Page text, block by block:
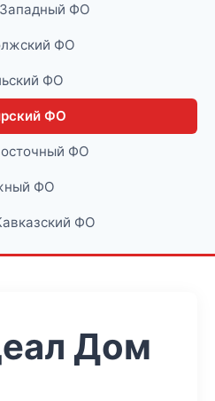
ФО
ФО
ФО
ФО
ФО
ФО
ФО
Дом